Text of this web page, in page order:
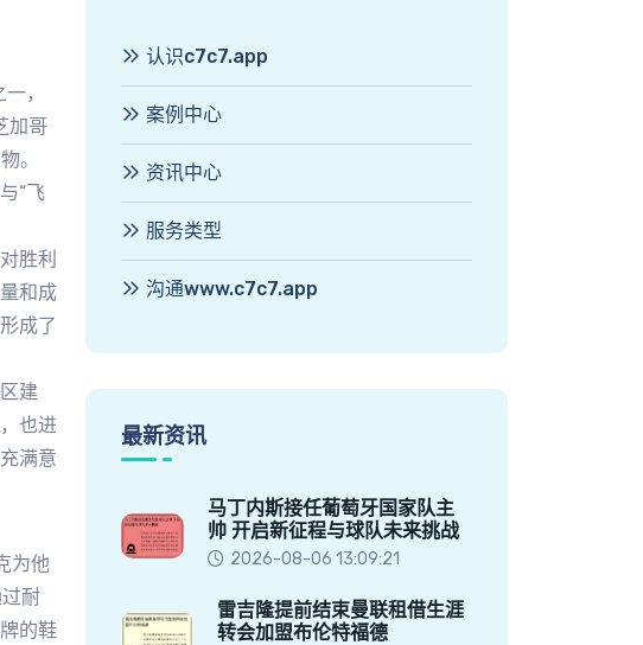
，
加哥
。
“飞
胜利
和成
成了
建
也进
满意
为他
耐
的鞋
认识c7c7.app
案例中心
资讯中心
服务类型
沟通www.c7c7.app
最新资讯
马丁内斯接任葡萄牙国家队主
帅 开启新征程与球队未来挑战
2026-08-06 13:09:21
雷吉隆提前结束曼联租借生涯
转会加盟布伦特福德